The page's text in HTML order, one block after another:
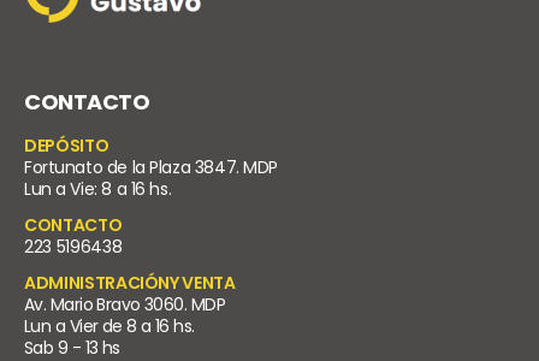
CONTACTO
DEPÓSITO
Fortunato de la Plaza 3847. MDP
Lun a Vie: 8 a 16 hs.
CONTACTO
223 5196438
ADMINISTRACIÓNY VENTA
Av. Mario Bravo 3060. MDP
Lun a Vier de 8 a 16 hs.
Sab 9 - 13 hs